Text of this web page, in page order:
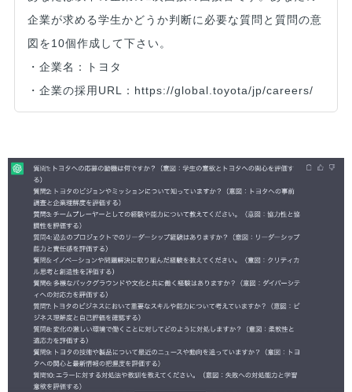
企業が求める学生かどうか判断に必要な質問と質問の意
図を10個作成して下さい。
・企業名：トヨタ
・企業の採用URL：https://global.toyota/jp/careers/